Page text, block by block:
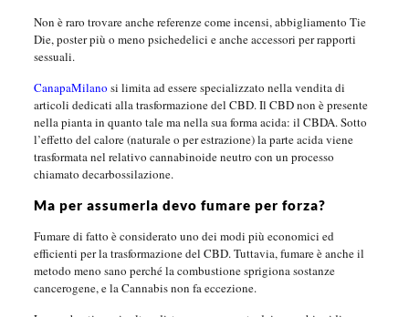
Non è raro trovare anche referenze come incensi, abbigliamento Tie
Die, poster più o meno psichedelici e anche accessori per rapporti
sessuali.
CanapaMilano si limita ad essere specializzato nella vendita di
articoli dedicati alla trasformazione del CBD. Il CBD non è presente
nella pianta in quanto tale ma nella sua forma acida: il CBDA. Sotto
l’effetto del calore (naturale o per estrazione) la parte acida viene
trasformata nel relativo cannabinoide neutro con un processo
chiamato decarbossilazione.
Ma per assumerla devo fumare per forza?
Fumare di fatto è considerato uno dei modi più economici ed
efficienti per la trasformazione del CBD. Tuttavia, fumare è anche il
metodo meno sano perché la combustione sprigiona sostanze
cancerogene, e la Cannabis non fa eccezione.